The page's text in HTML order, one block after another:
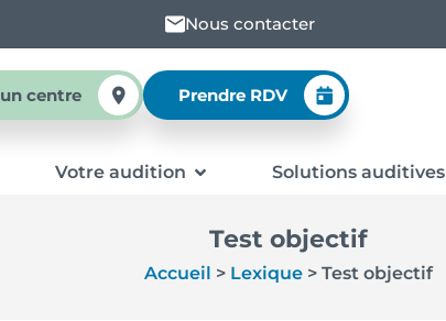
Nous contacter
centre Prendre RDV
Votre audition Solutions auditives
Test objectif
Accueil > Lexique > Test objectif